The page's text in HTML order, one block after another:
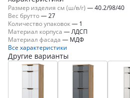
Размер изделия см (ш/в/г) —40.2/98/40
Вес брутто— 27
Количество упаковок— 1
Материал корпуса — ЛДСП
Материал фасада — МДФ
Все характеристики
Другие варианты